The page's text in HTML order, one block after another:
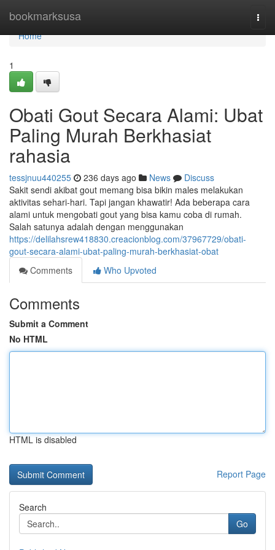
bookmarksusa
Home
Home
1
Obati Gout Secara Alami: Ubat
Paling Murah Berkhasiat
rahasia
tessjnuu440255 236 days ago News
Discuss
Sakit sendi akibat gout memang bisa bikin males melakukan
aktivitas sehari-hari. Tapi jangan khawatir! Ada beberapa cara
alami untuk mengobati gout yang bisa kamu coba di rumah.
Salah satunya adalah dengan menggunakan
https://delilahsrew418830.creacionblog.com/37967729/obati-
gout-secara-alami-ubat-paling-murah-berkhasiat-obat
Comments
Who Upvoted
Comments
Submit a Comment
No HTML
HTML is disabled
Report Page
Search
Go